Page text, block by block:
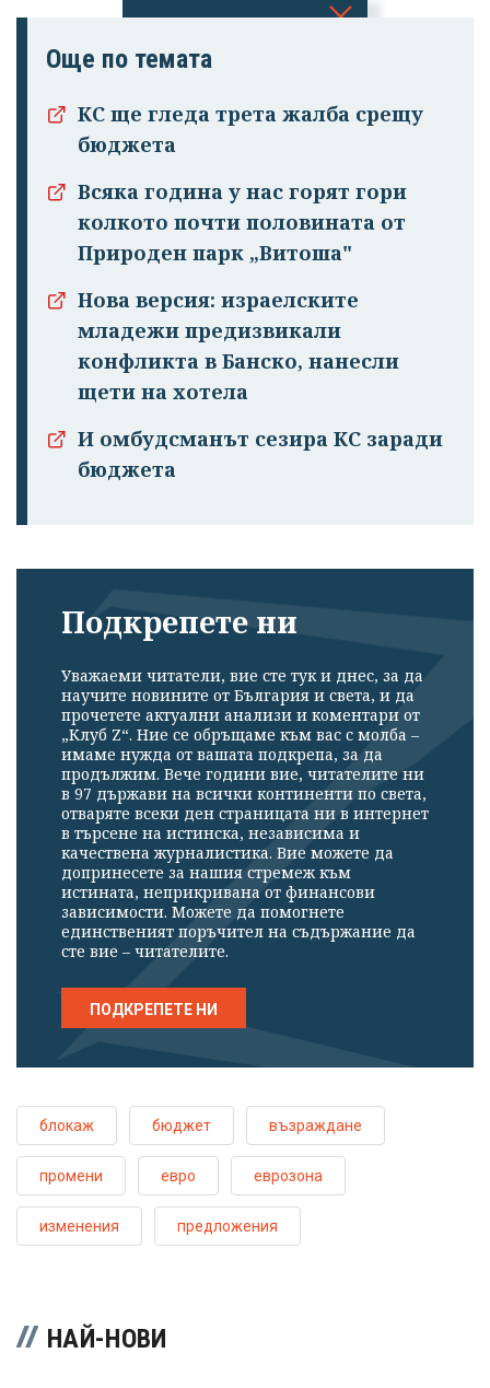
Успешно
профила си!
Още по темата
КС ще гледа трета жалба срещу
бюджета
Всяка година у нас горят гори
колкото почти половината от
Природен парк „Витоша"
Нова версия: израелските
младежи предизвикали
конфликта в Банско, нанесли
щети на хотела
И омбудсманът сезира КС заради
бюджета
Подкрепете ни
Уважаеми читатели, вие сте тук и днес, за да
научите новините от България и света, и да
прочетете актуални анализи и коментари от
„Клуб Z“. Ние се обръщаме към вас с молба –
имаме нужда от вашата подкрепа, за да
продължим. Вече години вие, читателите ни
в 97 държави на всички континенти по света,
отваряте всеки ден страницата ни в интернет
в търсене на истинска, независима и
качествена журналистика. Вие можете да
допринесете за нашия стремеж към
истината, неприкривана от финансови
зависимости. Можете да помогнете
единственият поръчител на съдържание да
сте вие – читателите.
ПОДКРЕПЕТЕ НИ
блокаж бюджет възраждане
промени евро еврозона
изменения предложения
НАЙ-НОВИ